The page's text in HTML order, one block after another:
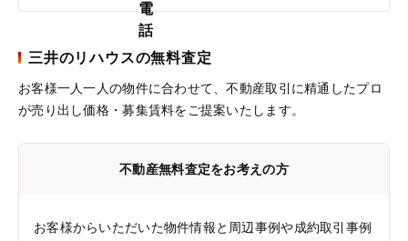
三井のリハウスの無料査定
お客様一人一人の物件に合わせて、不動産取引に精通したプロ
が売り出し価格・募集賃料をご提案いたします。
不動産無料査定をお考えの方
お客様からいただいた物件情報と周辺事例や成約取引事例